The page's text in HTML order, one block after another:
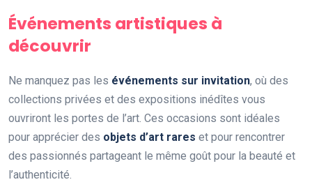
Événements artistiques à
découvrir
Ne manquez pas les événements sur invitation, où des
collections privées et des expositions inédîtes vous
ouvriront les portes de l’art. Ces occasions sont idéales
pour apprécier des objets d’art rares et pour rencontrer
des passionnés partageant le même goût pour la beauté et
l’authenticité.